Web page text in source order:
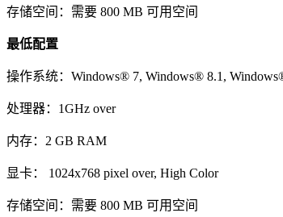
存储空间： 需要 800 MB 可用空间
最低配置
操作系统： Windows® 7, Windows® 8.1,
处理器： 1GHz over
内存： 2 GB RAM
显卡： 1024x768 pixel over, High Color
存储空间： 需要 800 MB 可用空间